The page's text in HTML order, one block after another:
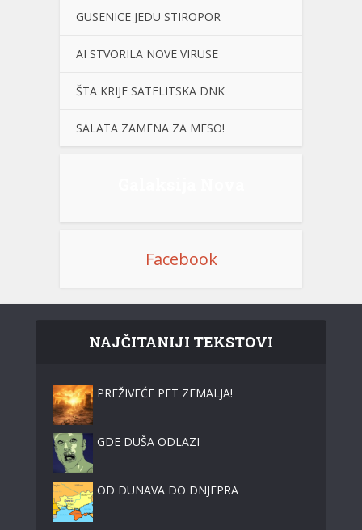
GUSENICE JEDU STIROPOR
AI STVORILA NOVE VIRUSE
ŠTA KRIJE SATELITSKA DNK
SALATA ZAMENA ZA MESO!
Facebook
NAJČITANIJI TEKSTOVI
PREŽIVEĆE PET ZEMALJA!
GDE DUŠA ODLAZI
OD DUNAVA DO DNJEPRA